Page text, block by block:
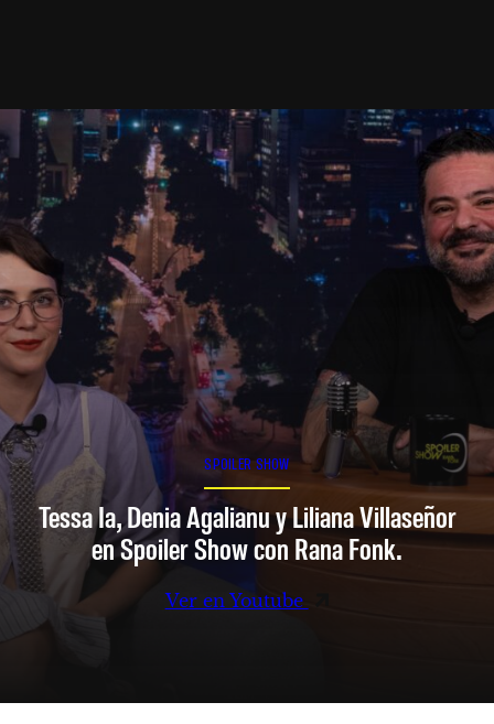
SPOILER SHOW
Tessa Ia, Denia Agalianu y Liliana Villaseñor
en Spoiler Show con Rana Fonk.
Ver en Youtube